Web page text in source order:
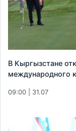
В Кыргызстане
международного
09:00 | 31.07